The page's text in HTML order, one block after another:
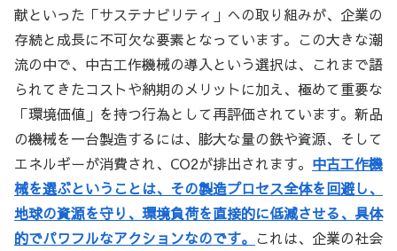
献といった「サステナビリティ」への取り組みが、企業の
存続と成長に不可欠な要素となっています。この大きな潮
流の中で、中古工作機械の導入という選択は、これまで語
られてきたコストや納期のメリットに加え、極めて重要な
「環境価値」を持つ行為として再評価されています。新品
の機械を一台製造するには、膨大な量の鉄や資源、そして
エネルギーが消費され、CO2が排出されます。 中古工作機
械を選ぶということは、その製造プロセス全体を回避し、
地球の資源を守り、環境負荷を直接的に低減させる、具体
的でパワフルなアクションなのです。 これは、企業の社会